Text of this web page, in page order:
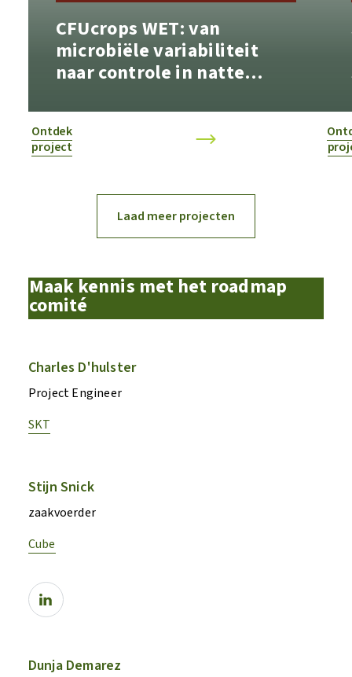
CFUcrops WET: van
microbiële variabiliteit
naar controle in natte
Ontdek
project
Laad meer projecten
Maak kennis met het roadmap
comité
Charles D'hulster
Project Engineer
SKT
Stijn Snick
zaakvoerder
Cube
Dunja Demarez